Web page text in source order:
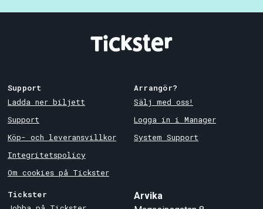
Support
Ladda ner biljett
Support
Köp- och leveransvillkor
Integritetspolicy
Om cookies på Tickster
Arrangör?
Sälj med oss!
Logga in i Manager
System Support
Tickster
Arvika